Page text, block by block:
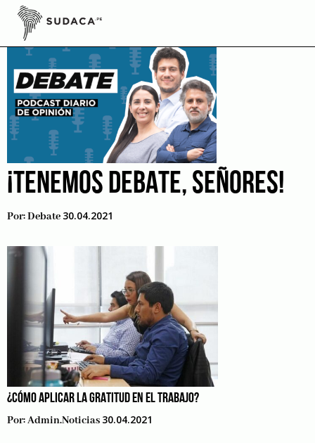
Skip
content
¡TENEMOS DEBATE, SEÑORES!
Por:Debate 30.04.2021
¿CÓMO APLICAR LA GRATITUD EN EL TRABAJO?
Por:Admin.noticias 30.04.2021